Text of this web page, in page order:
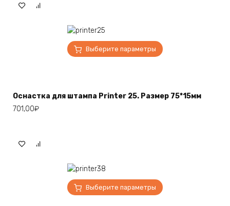
Выберите параметры
Этот
товар
Опции
Оснастка для штампа Printer 25. Размер 75*15мм
701,00₽
Выберите параметры
Этот
товар